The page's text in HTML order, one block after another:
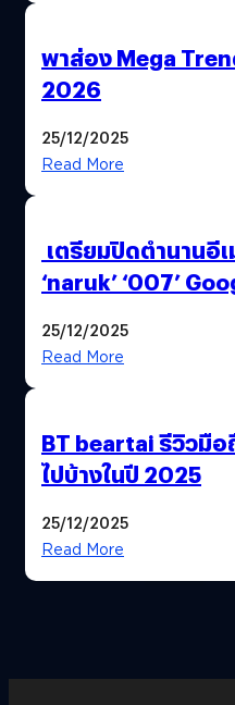
พาส่อง Mega
2026
25/12/2025
Read More
เตรียมปิดตำนานอีเ
‘naruk’ ‘007’
25/12/2025
Read More
BT beartai รีวิวมือ
ไปบ้างในปี 2025
25/12/2025
Read More